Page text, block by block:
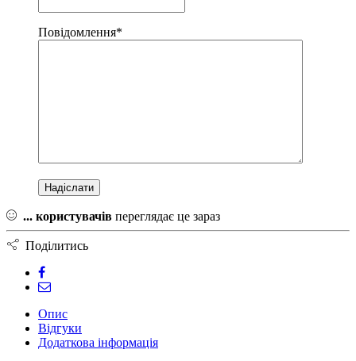
Повідомлення*
... користувачів переглядає це зараз
Поділитись
Опис
Відгуки
Додаткова інформація